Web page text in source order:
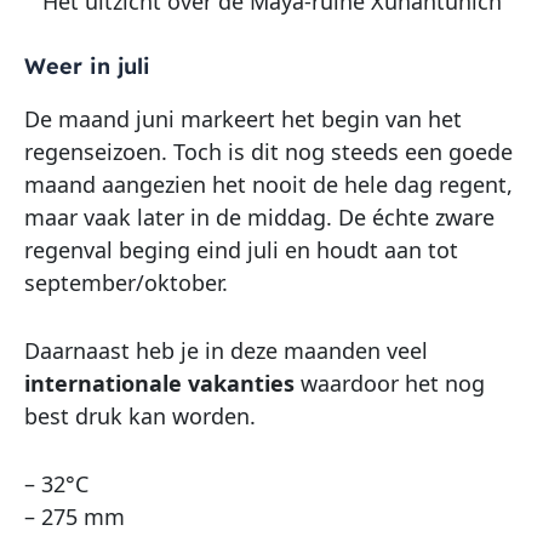
Weer in juli
De maand juni markeert het begin van het
regenseizoen. Toch is dit nog steeds een goede
maand aangezien het nooit de hele dag regent,
maar vaak later in de middag. De échte zware
regenval beging eind juli en houdt aan tot
september/oktober.
Daarnaast heb je in deze maanden veel
internationale vakanties waardoor het nog
best druk kan worden.
– 32°C
– 275 mm